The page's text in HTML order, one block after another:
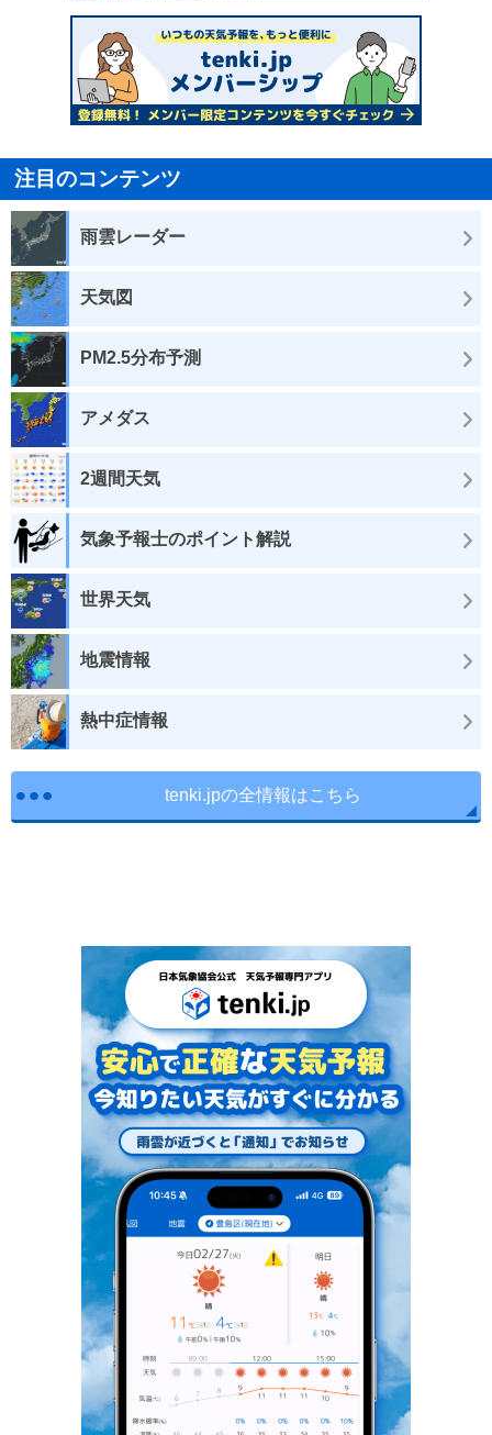
注目のコンテンツ
雨雲レーダー
天気図
PM2.5分布予測
アメダス
2週間天気
気象予報士のポイント解説
世界天気
地震情報
熱中症情報
tenki.jpの全情報はこちら